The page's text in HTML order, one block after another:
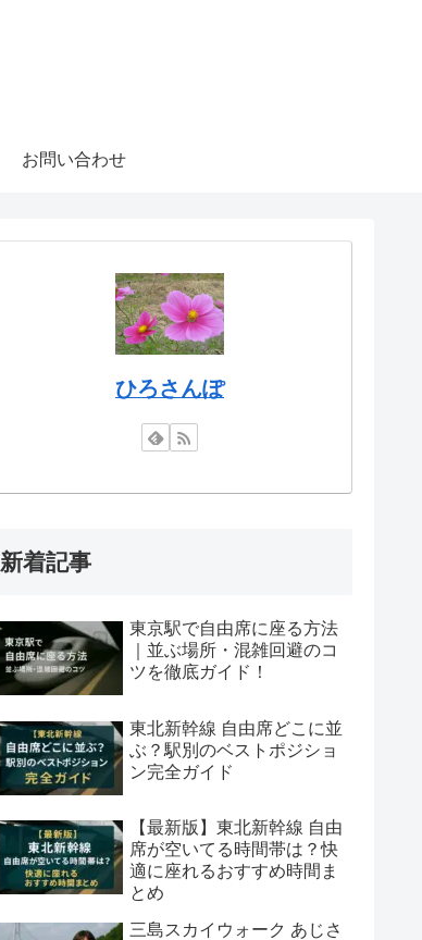
お問い合わせ
ひろさんぽ
新着記事
東京駅で自由席に座る方法
｜並ぶ場所・混雑回避のコ
ツを徹底ガイド！
東北新幹線 自由席どこに並
ぶ？駅別のベストポジショ
ン完全ガイド
【最新版】東北新幹線 自由
席が空いてる時間帯は？快
適に座れるおすすめ時間ま
とめ
三島スカイウォーク あじさ